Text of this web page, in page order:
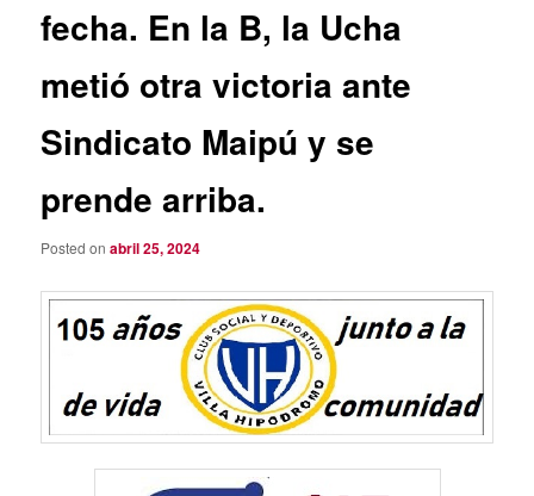
fecha. En la B, la Ucha
metió otra victoria ante
Sindicato Maipú y se
prende arriba.
Posted onabril 25, 2024